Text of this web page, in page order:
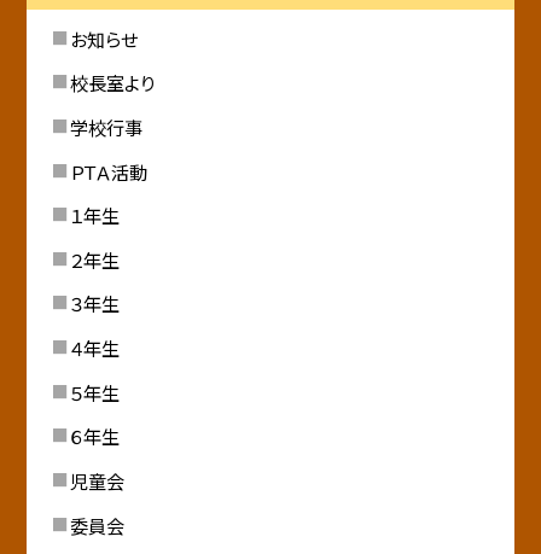
お知らせ
校長室より
学校行事
ＰＴＡ活動
１年生
２年生
３年生
４年生
５年生
６年生
児童会
委員会